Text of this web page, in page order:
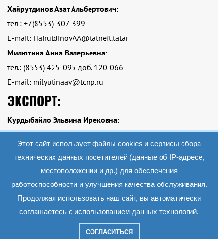
Хайрутдинов Азат Альбертович:
тел : +7(8553)-307-399
E-mail: HairutdinovAA@tatneft.tatar
Милютина Анна Валерьевна:
тел.: (8553) 425-095 доб. 120-066
E-mail: milyutinaav@tcnp.ru
ЭКСПОРТ:
Курдыбайло Эльвина Ирековна:
тел.: Тел.: +7 (8553)-425-095 доб. 120-084
E-mail: kurdybailoei@tcnp.ru
2019 АО «Экопэт»
числе дизайн). Запрещается копирование, распространение (в том числе путем
использование информации и объектов без предварительного согласия
Этот сайт использует файлы cookies и сервисы сбора
технических данных посетителей (данные об IP-адресе,
местоположении и др.) для обеспечения
работоспособности и улучшения качества обслуживания.
Продолжая использовать наш сайт, вы автоматически
соглашаетесь с использованием данных технологий.
СОГЛАСИТЬСЯ